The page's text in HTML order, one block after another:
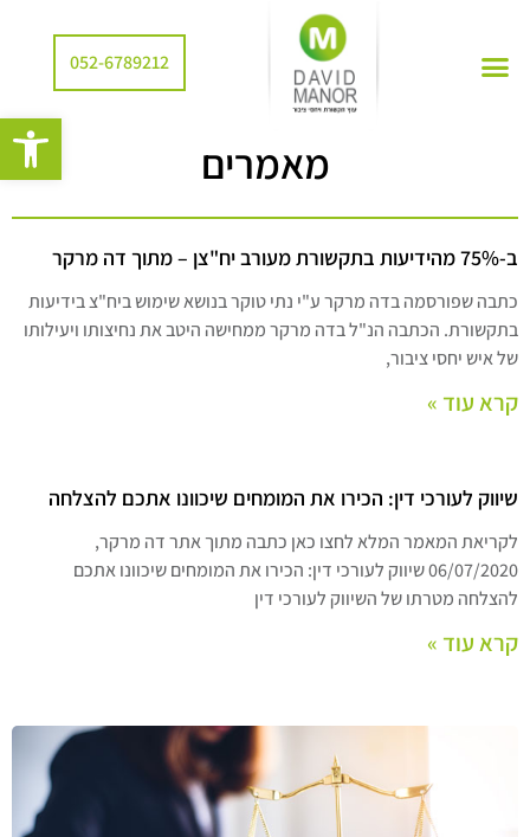
פתח
052-6789212
מאמרים
ב-75% מהידיעות בתקשורת מעורב יח"צן – מתוך דה מרקר
כתבה שפורסמה בדה מרקר ע"י נתי טוקר בנושא שימוש ביח"צ בידיעות
בתקשורת. הכתבה הנ"ל בדה מרקר ממחישה היטב את נחיצותו ויעילותו
של איש יחסי ציבור,
קרא עוד »
שיווק לעורכי דין: הכירו את המומחים שיכוונו אתכם להצלחה
לקריאת המאמר המלא לחצו כאן כתבה מתוך אתר דה מרקר,
06/07/2020 שיווק לעורכי דין: הכירו את המומחים שיכוונו אתכם
להצלחה מטרתו של השיווק לעורכי דין
קרא עוד »